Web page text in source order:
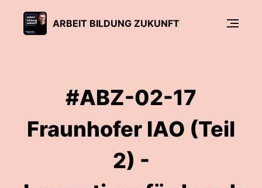
ARBEIT BILDUNG ZUKUNFT
#ABZ-02-17
Fraunhofer IAO (Teil
2) -